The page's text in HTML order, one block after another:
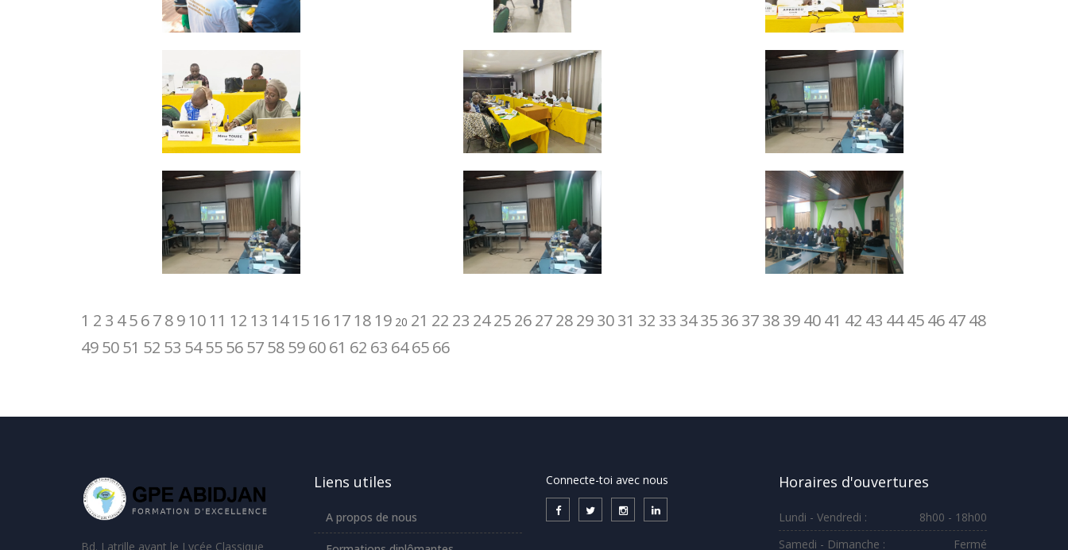
1 2 3 4567891011 12 13 141516171819 20 21 22 23 2425262728293031 32 33 3435363738394041 42 43 4445464748
495051 52 53 5455565758596061 62 63 646566
Bd. Latrille avant le Lycée Classique
Liens utiles
A propos de nous
Connecte-toi avec nous Horaires d'ouvertures
Lundi - Vendredi :
8h00 - 18h00
Samedi - Dimanche :
Fermé